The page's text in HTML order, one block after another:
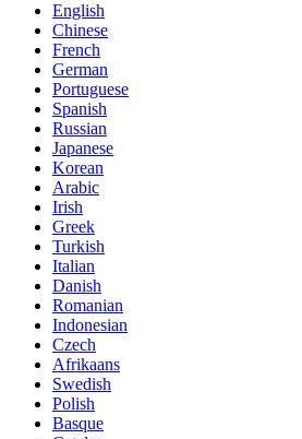
English
Chinese
French
German
Portuguese
Spanish
Russian
Japanese
Korean
Arabic
Irish
Greek
Turkish
Italian
Danish
Romanian
Indonesian
Czech
Afrikaans
Swedish
Polish
Basque